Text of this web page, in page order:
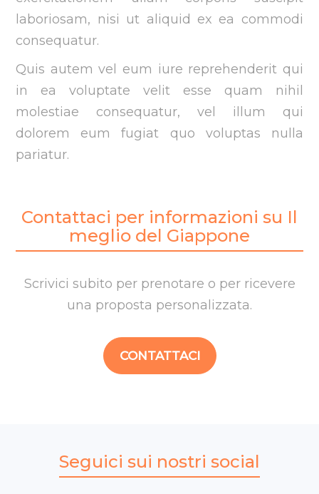
laboriosam, nisi ut aliquid ex ea commodi
consequatur.
Quis autem vel eum iure reprehenderit qui
in ea voluptate velit esse quam nihil
molestiae consequatur, vel illum qui
dolorem eum fugiat quo voluptas nulla
pariatur.
Contattaci per informazioni su Il
meglio del Giappone
Scrivici subito per prenotare o per ricevere
una proposta personalizzata.
CONTATTACI
Seguici sui nostri social